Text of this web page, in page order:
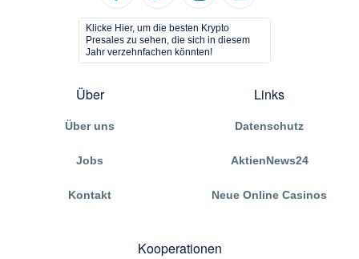
Klicke Hier, um die besten Krypto
Presales zu sehen, die sich in diesem
Jahr verzehnfachen könnten!
Über
Über uns
Jobs
Kontakt
Links
Datenschutz
AktienNews24
Neue Online Casinos
Kooperationen